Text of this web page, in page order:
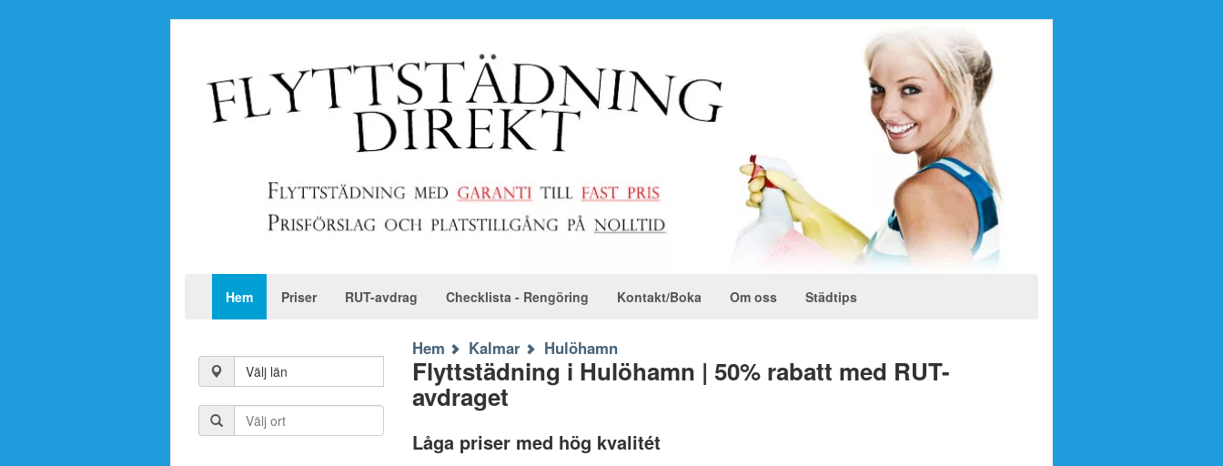
Hem Priser RUT-avdrag Checklista - Rengöring Kontakt/Boka Om oss Städtips
Välj län
Hem Kalmar Hulöhamn
Flyttstädning i Hulöhamn | 50% rabatt med RUT-
avdraget
Låga priser med hög kvalitét